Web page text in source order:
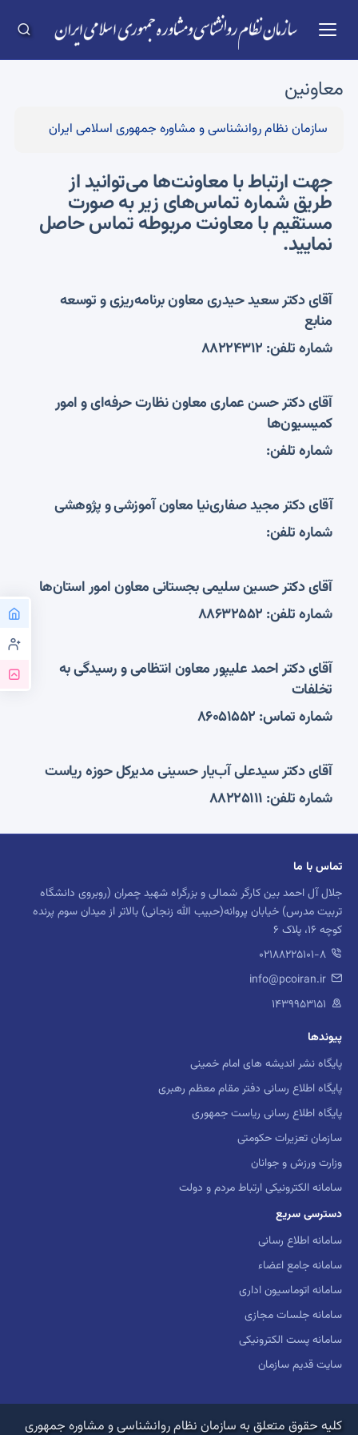
معاونین
سازمان نظام روانشناسی و مشاوره جمهوری اسلامی ایران
جهت ارتباط با معاونت‌ها می‌توانید از
طریق شماره‌ تماس‌های زیر به صورت
مستقیم با معاونت مربوطه تماس حاصل
نمایید.
آقای دکتر سعید حیدری معاون برنامه‌ریزی و توسعه
منابع
شماره تلفن: 88224312
آقای دکتر حسن عماری معاون نظارت حرفه‌ای و امور
کمیسیون‌ها
شماره تلفن:
آقای دکتر مجید صفاری‌نیا معاون آموزشی و پژوهشی
شماره تلفن:
آقای دکتر حسین سلیمی بجستانی معاونامور استان‌ها
شماره تلفن: 88632552
آقای دکتر احمد علیپور معاون انتظامی و رسیدگی به
تخلفات
شماره تماس: 86051552
آقای دکتر سید‌علی آب‌یار حسینی مدیرکل حوزه ریاست
شماره تلفن: 88225111
تماس با ما
جلال آل احمد بین کارگر شمالی و بزرگراه شهید چمران (روبروی دانشگاه
تربیت مدرس) خیابان پروانه(حبیب الله زنجانی) بالاتر از میدان سوم پرنده
کوچه 16، پلاک 6
02188225101-8
info@pcoiran.ir
۱۴۳۹۹۵۳۱۵۱
پیوندها
پایگاه نشر اندیشه های امام خمینی
پایگاه اطلاع رسانی دفتر مقام معظم رهبری
پایگاه اطلاع رسانی ریاست جمهوری
سازمان تعزیرات حکومتی
وزارت ورزش و جوانان
سامانه الکترونیکی ارتباط مردم و دولت
دسترسی سریع
سامانه اطلاع رسانی
سامانه جامع اعضاء
سامانه اتوماسیون اداری
سامانه جلسات مجازی
سامانه پست الکترونیکی
سایت قدیم سازمان
کلیه حقوق متعلق به سازمان نظام روانشناسی و مشاوره جمهوری